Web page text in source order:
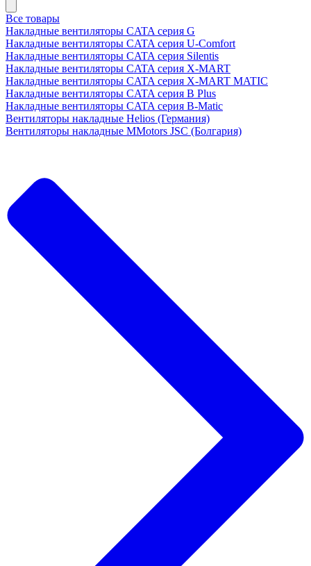
Все товары
Накладные вентиляторы CATA серия G
Накладные вентиляторы CATA серия U-Comfort
Накладные вентиляторы CATA серия Silentis
Накладные вентиляторы CATA серия X-MART
Накладные вентиляторы CATA серия X-MART MATIC
Накладные вентиляторы CATA серия B Plus
Накладные вентиляторы CATA серия B-Matic
Вентиляторы накладные Helios (Германия)
Вентиляторы накладные MMotors JSC (Болгария)